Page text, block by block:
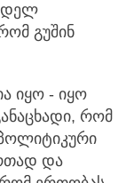
გუშინ
იყო - იყო
რომ
და